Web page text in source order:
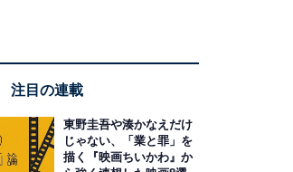
注目の連載
東野圭吾や湊かなえだけ
じゃない、「業と罪」を
描く『映画ちいかわ』か